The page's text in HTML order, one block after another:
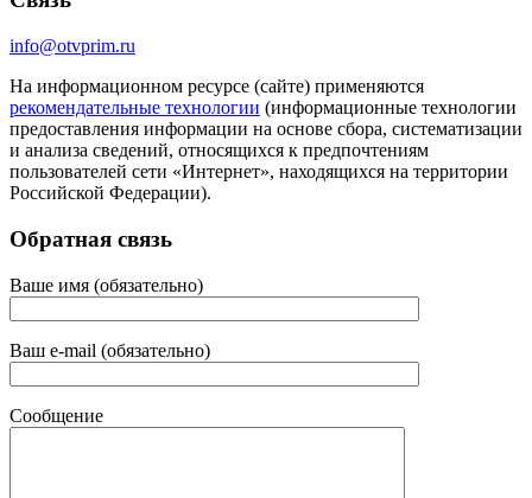
info@otvprim.ru
На информационном ресурсе (сайте) применяются
рекомендательные технологии (информационные технологии
предоставления информации на основе сбора, систематизации
и анализа сведений, относящихся к предпочтениям
пользователей сети «Интернет», находящихся на территории
Российской Федерации).
Обратная связь
Ваше имя (обязательно)
Ваш e-mail (обязательно)
Сообщение